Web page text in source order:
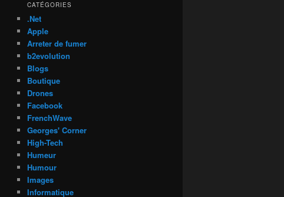
CATÉGORIES
.Net
Apple
Arreter de fumer
b2evolution
Blogs
Boutique
Drones
Facebook
FrenchWave
Georges' Corner
High-Tech
Humeur
Humour
Images
Informatique